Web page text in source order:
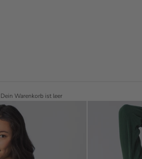
Dein Warenkorb ist leer